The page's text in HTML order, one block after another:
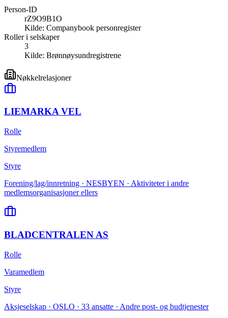
Person-ID
rZ9O9B1O
Kilde: Companybook personregister
Roller i selskaper
3
Kilde: Brønnøysundregistrene
Nøkkelrelasjoner
LIEMARKA VEL
Rolle
Styremedlem
Styre
Forening/lag/innretning · NESBYEN · Aktiviteter i andre
medlemsorganisasjoner ellers
BLADCENTRALEN AS
Rolle
Varamedlem
Styre
Aksjeselskap · OSLO · 33 ansatte · Andre post- og budtjenester